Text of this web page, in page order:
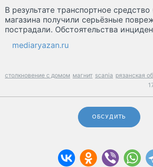
В результате транспортное
магазина получили серьёзные
пострадали. Обстоятельства
mediaryazan.ru
столкновение с домом магнит scania рязанская
ОБСУДИТЬ